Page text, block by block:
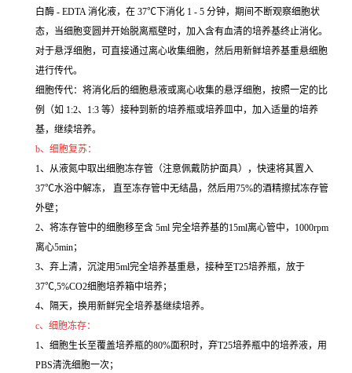
白酶 - EDTA 消化液，在 37℃下消化 1 - 5 分钟，期间不断观察细胞状
态，当细胞变圆并开始脱离瓶壁时，加入含有血清的培养基终止消化。
对于悬浮细胞，可直接通过离心收集细胞，然后用新鲜培养基重悬细胞
进行传代。
细胞传代：将消化后的细胞悬液或离心收集的悬浮细胞，按照一定的比
例（如 1:2、1:3 等）接种到新的培养瓶或培养皿中，加入适量的培养
基，继续培养。
b、细胞复苏：
1、从液氮中取出细胞冻存管（注意佩戴防护面具），快速将其置入
37℃水浴中解冻， 直至冻存管中无结晶，然后用75%的酒精擦拭冻存管
外壁；
2、将冻存管中的细胞移至含 5ml 完全培养基的15ml离心管中，1000rpm
离心5min；
3、弃上清，沉淀用5ml完全培养基重悬，接种至T25培养瓶，放于
37℃,5%CO2细胞培养箱中培养；
4、隔天，换用新鲜完全培养基继续培养。
c、细胞冻存：
1、细胞生长至覆盖培养瓶的80%面积时，弃T25培养瓶中的培养液，用
PBS清洗细胞一次；